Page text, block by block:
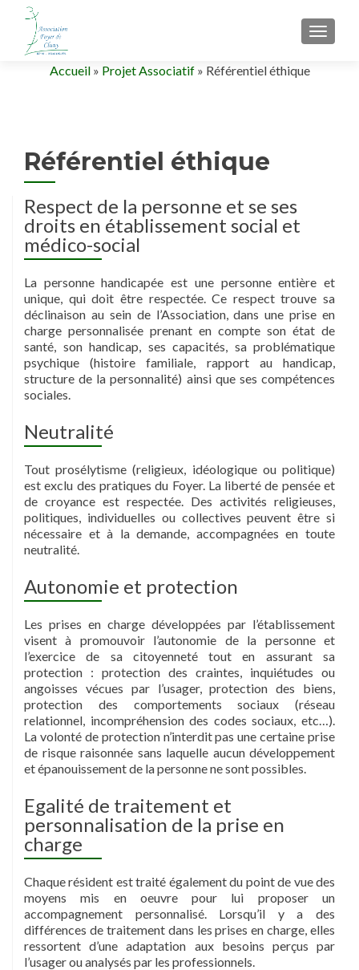
Accueil» Projet Associatif» Référentiel éthique
Référentiel éthique
Respect de la personne et se ses
droits en établissement social et
médico-social
La personne handicapée est une personne entière et
unique, qui doit être respectée. Ce respect trouve sa
déclinaison au sein de l’Association, dans une prise en
charge personnalisée prenant en compte son état de
santé, son handicap, ses capacités, sa problématique
psychique (histoire familiale, rapport au handicap,
structure de la personnalité) ainsi que ses compétences
sociales.
Neutralité
Tout prosélytisme (religieux, idéologique ou politique)
est exclu des pratiques du Foyer. La liberté de pensée et
de croyance est respectée. Des activités religieuses,
politiques, individuelles ou collectives peuvent être si
nécessaire et à la demande, accompagnées en toute
neutralité.
Autonomie et protection
Les prises en charge développées par l’établissement
visent à promouvoir l’autonomie de la personne et
l’exercice de sa citoyenneté tout en assurant sa
protection : protection des craintes, inquiétudes ou
angoisses vécues par l’usager, protection des biens,
protection des comportements sociaux (réseau
relationnel, incompréhension des codes sociaux, etc…).
La volonté de protection n’interdit pas une certaine prise
de risque raisonnée sans laquelle aucun développement
et épanouissement de la personne ne sont possibles.
Egalité de traitement et
personnalisation de la prise en
charge
Chaque résident est traité également du point de vue des
moyens mis en oeuvre pour lui proposer un
accompagnement personnalisé. Lorsqu’il y a des
différences de traitement dans les prises en charge, elles
ressortent d’une adaptation aux besoins perçus par
l’usager ou analysés par les professionnels.